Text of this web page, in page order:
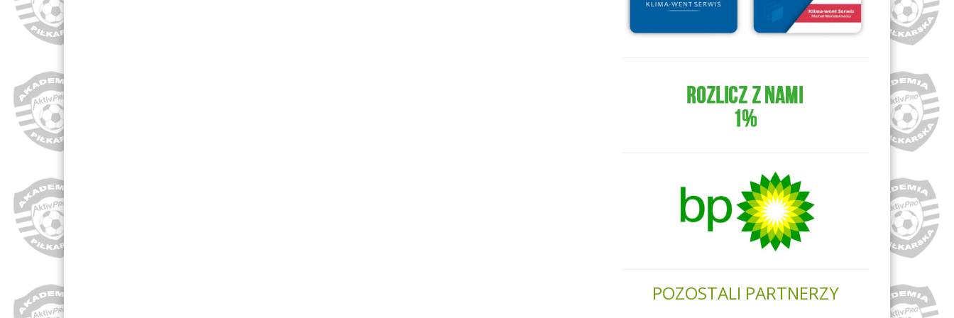
POZOSTALI PARTNERZY